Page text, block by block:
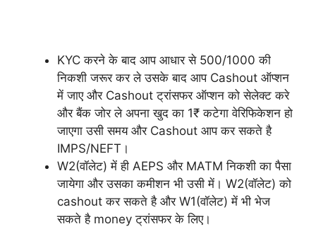
KYC करने के बाद आप आधार से 500/1000 की
निकशी जरूर कर ले उसके बाद आप Cashout ऑप्शन
में जाए और Cashout ट्रांसफर ऑप्शन को सेलेक्ट करे
और बैंक जोर ले अपना खुद का 1₹ कटेगा वेरिफिकेशन हो
जाएगा उसी समय और Cashout आप कर सकते है
IMPS/NEFT।
W2(वॉलेट) में ही AEPS और MATM निकशी का पैसा
जायेगा और उसका कमीशन भी उसी में। W2(वॉलेट) को
cashout कर सकते है और W1(वॉलेट) में भी भेज
सकते है money ट्रांसफर के लिए।